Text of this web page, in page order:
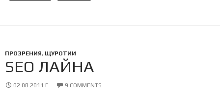
ПРОЗРЕНИЯ, ЩУРОТИИ
SEO ЛАЙНА
02.08.2011 Г. 9 COMMENTS